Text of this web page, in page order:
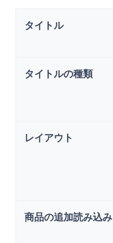
タイトル
タイトルの種類
レイアウト
商品の追加読み込み